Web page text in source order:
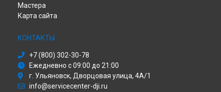
Ремонт подвеса DJI в
Ремонт подвеса DJI в
Ремонт подвеса DJI в
Мастера
Карта сайта
КОНТАКТЫ
+7 (800) 302-30-78
Ежедневно с 09:00 до 21:00
г. Ульяновск, Дворцовая улица, 4А/1
info@servicecenter-dji.ru